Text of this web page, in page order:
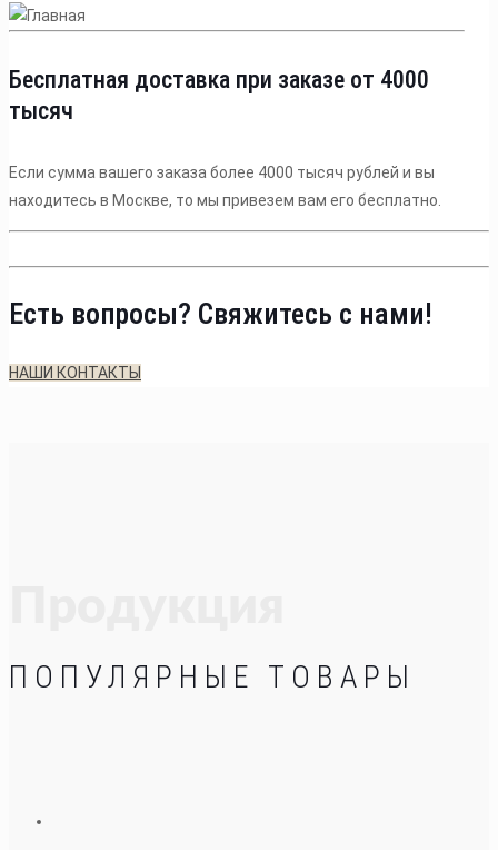
Бесплатная доставка при заказе от 4000
тысяч
Если сумма вашего заказа более 4000 тысяч рублей и вы
находитесь в Москве, то мы привезем вам его бесплатно.
Есть вопросы? Свяжитесь с нами!
НАШИ КОНТАКТЫ
ПОПУЛЯРНЫЕ ТОВАРЫ